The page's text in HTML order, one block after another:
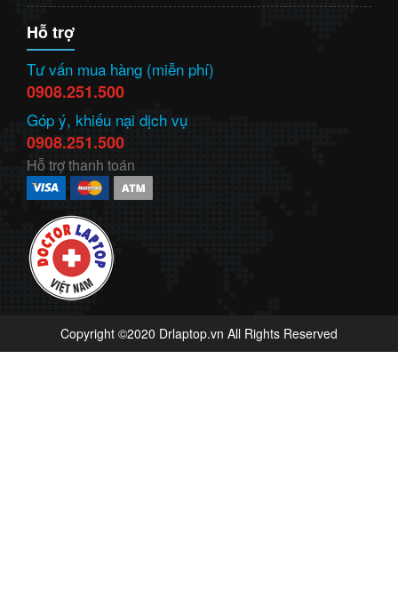
Hỗ trợ
Tư vấn mua hàng (miễn phí)
0908.251.500
Góp ý, khiếu nại dịch vụ
0908.251.500
Hỗ trợ thanh toán
Copyright ©2020 Drlaptop.vn All Rights Reserved